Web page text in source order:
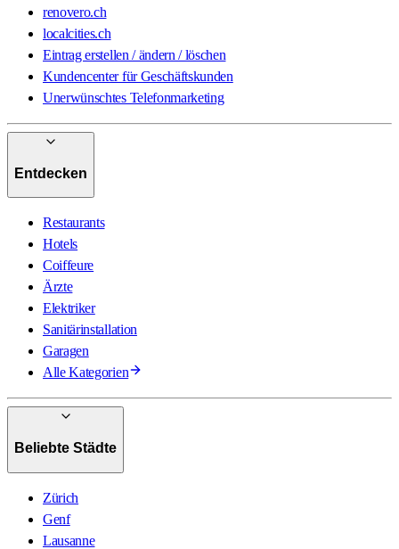
renovero.ch
localcities.ch
Eintrag erstellen / ändern / löschen
Kundencenter für Geschäftskunden
Unerwünschtes Telefonmarketing
Entdecken
Restaurants
Hotels
Coiffeure
Ärzte
Elektriker
Sanitärinstallation
Garagen
Alle Kategorien
Beliebte Städte
Zürich
Genf
Lausanne